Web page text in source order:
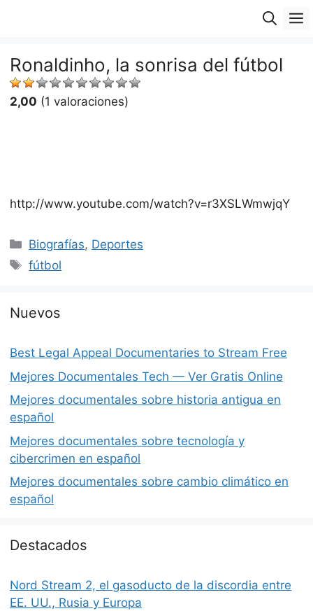
Ronaldinho, la sonrisa del fútbol
2,00 (1 valoraciones)
http://www.youtube.com/watch?v=r3XSLWmwjqY
Categorías
Biografías, Deportes
Etiquetas
fútbol
Nuevos
Best Legal Appeal Documentaries to Stream Free
Mejores Documentales Tech — Ver Gratis Online
Mejores documentales sobre historia antigua en
español
Mejores documentales sobre tecnología y
cibercrimen en español
Mejores documentales sobre cambio climático en
español
Destacados
Nord Stream 2, el gasoducto de la discordia entre
EE. UU., Rusia y Europa